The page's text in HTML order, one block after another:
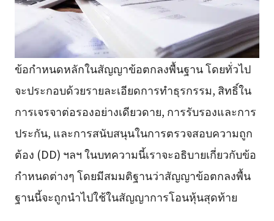
ข้อกำหนดหลักในสัญญาข้อตกลงพื้นฐาน โดยทั่วไป
จะประกอบด้วยรายละเอียดการทำธุรกรรม, สิทธิ์ใน
การเจรจาต่อรองอย่างเดียวดาย, การรับรองและการ
ประกัน, และการสนับสนุนในการตรวจสอบความถูก
ต้อง (DD) ฯลฯ ในบทความนี้เราจะอธิบายเกี่ยวกับข้อ
กำหนดต่างๆ โดยมีสมมติฐานว่าสัญญาข้อตกลงพื้น
ฐานนี้จะถูกนำไปใช้ในสัญญาการโอนหุ้นสุดท้าย